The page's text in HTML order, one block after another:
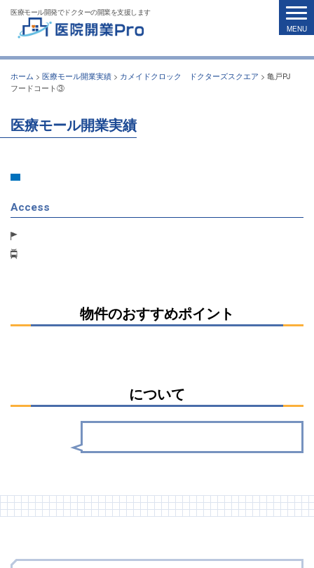
医療モール開発でドクターの開業を支援します
ホーム > 医療モール開業実績 > カメイドクロック ドクターズスクエア > 亀戸PJ
フードコート③
医療モール開業実績
Access
物件のおすすめポイント
について